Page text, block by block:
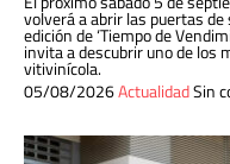
volverá a abrir las puertas
edición de ‘Tiempo de
invita a descubrir uno de los
vitivinícola.
05/08/2026ActualidadSin